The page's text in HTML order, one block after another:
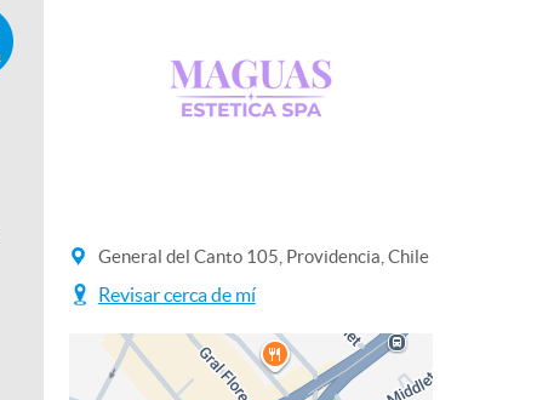
General del Canto 105, Providencia, Chile
Revisar cerca de mí